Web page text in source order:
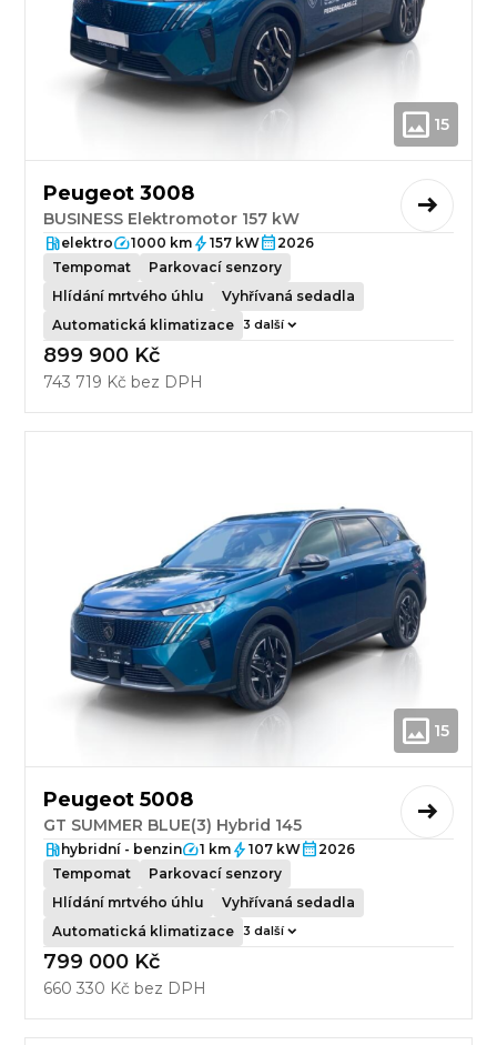
15
Peugeot 3008
BUSINESS Elektromotor 157 kW
elektro 1000 km 157 kW
2026
Tempomat
Parkovací senzory
Hlídání mrtvého úhlu
Vyhřívaná sedadla
Automatická klimatizace
3 další
899 900 Kč
743 719 Kč bez DPH
15
Peugeot 5008
GT SUMMER BLUE(3) Hybrid 145
hybridní - benzin 1 km 107 kW
2026
Tempomat
Parkovací senzory
Hlídání mrtvého úhlu
Vyhřívaná sedadla
Automatická klimatizace
3 další
799 000 Kč
660 330 Kč bez DPH